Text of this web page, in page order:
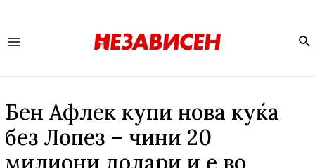
Бен Афлек купи нова куќа
без Лопез – чини 20
милиони долари и е во